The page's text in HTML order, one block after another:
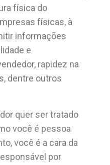
física do
físicas, à
informações
e
rapidez na
dentre outros
quer ser tratado
você é pessoa
você é a cara da
por